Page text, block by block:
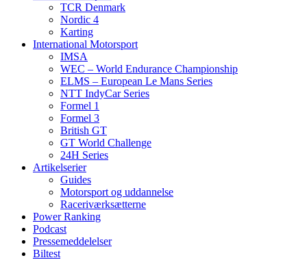
TCR Denmark
Nordic 4
Karting
International Motorsport
IMSA
WEC – World Endurance Championship
ELMS – European Le Mans Series
NTT IndyCar Series
Formel 1
Formel 3
British GT
GT World Challenge
24H Series
Artikelserier
Guides
Motorsport og uddannelse
Raceriværksætterne
Power Ranking
Podcast
Pressemeddelelser
Biltest